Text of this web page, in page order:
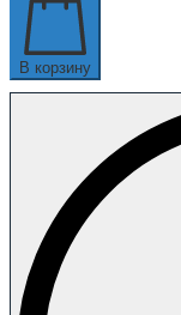
В корзину